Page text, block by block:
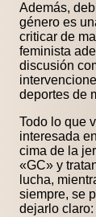
Además,
género es
criticar de
feminista
discusión
deportes de
Todo lo que
interesada
cima de la
«GC» y
lucha,
siempre, se
dejarlo claro: